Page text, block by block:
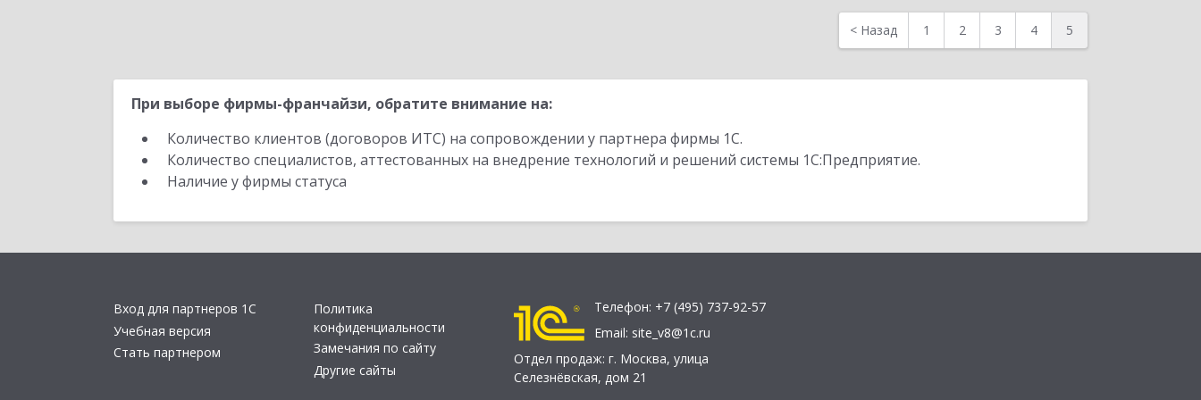
< Назад 1 2 3 4 5
При выборе фирмы-франчайзи, обратите внимание на:
Количество клиентов (договоров ИТС) на сопровождении у партнера фирмы 1С.
Количество специалистов, аттестованных на внедрение технологий и решений системы 1С:Предприятие.
Наличие у фирмы статуса
Вход для партнеров 1С
Учебная версия
Стать партнером
Политика
конфиденциальности
Замечания по сайту
Другие сайты
Телефон: +7 (495) 737-92-57
Email: site_v8@1c.ru
Отдел продаж: г. Москва, улица
Селезнёвская, дом 21